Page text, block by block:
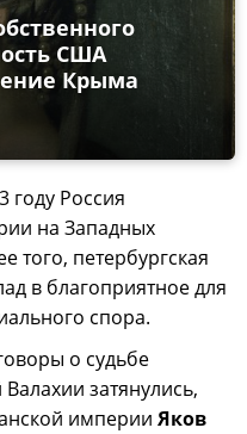
США
Крыма
году Россия
на Западных
того, петербургская
в благоприятное для
спора.
о судьбе
затянулись,
империи Яков